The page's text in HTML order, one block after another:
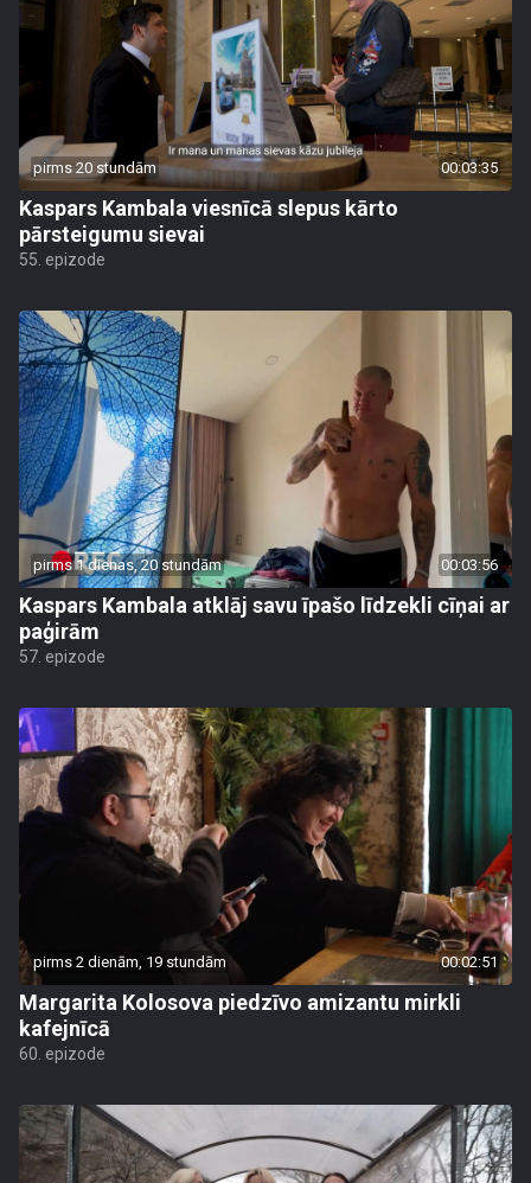
pirms 20 stundām 00:03:35
Kaspars Kambala viesnīcā slepus kārto
pārsteigumu sievai
55. epizode
pirms 1 dienas, 20 stundām 00:03:56
Kaspars Kambala atklāj savu īpašo līdzekli cīņai ar
paģirām
57. epizode
pirms 2 dienām, 19 stundām 00:02:51
Margarita Kolosova piedzīvo amizantu mirkli
kafejnīcā
60. epizode